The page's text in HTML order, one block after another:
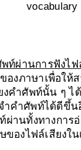
ท์ผ่านการฟังไฟ
องภาษาเพื่อให้
งคำศัพท์นั้น ๆ ไ
ำคำศัพท์ได้ดีขึ้น
ผ่านทั้งทางการ
ของไฟล์เสียงใ